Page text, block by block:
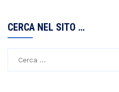
CERCA NEL SITO …